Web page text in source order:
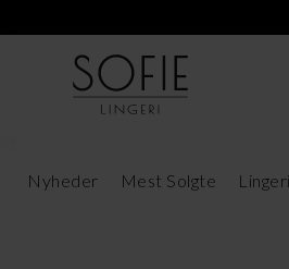
Nyheder Mest Solgte Lingeri